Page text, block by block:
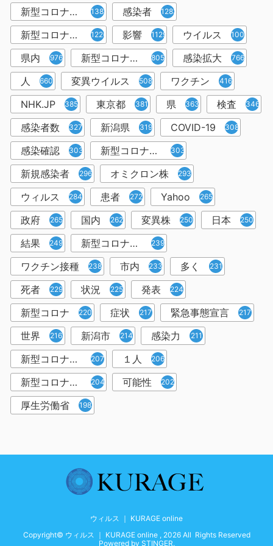
新型コロナウィルス 1382 感染者 1283
新型コロナウイルス感染症 1226 影響 1129 ウイルス 1001
県内 976 新型コロナウイルス感染 805 感染拡大 766
人 660 変異ウイルス 508 ワクチン 416
NHK.JP 385 東京都 381 県 363 検査 346
感染者数 327 新潟県 319 COVID-19 308
感染確認 303 新型コロナウィルス感染症 303
新規感染者 296 オミクロン株 293
ウィルス 284 患者 272 Yahoo 265
政府 265 国内 262 変異株 250 日本 250
結果 249 新型コロナウイルスワクチン 239
ワクチン接種 238 市内 233 多く 231
死者 229 状況 225 発表 224
新型コロナ 220 症状 217 緊急事態宣言 217
世界 216 新潟市 214 感染力 211
新型コロナウイルス感染者 207 １人 206
新型コロナウイルス対策 204 可能性 202
厚生労働省 198
ウィルス ｜ KURAGE online
Copyright© ウィルス ｜ KURAGE online , 2026 All Rights Reserved
Powered by STINGER.